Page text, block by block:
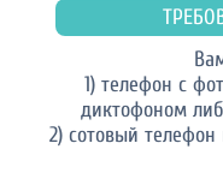
1) телефон с
диктофоном
2) сотовый телефон